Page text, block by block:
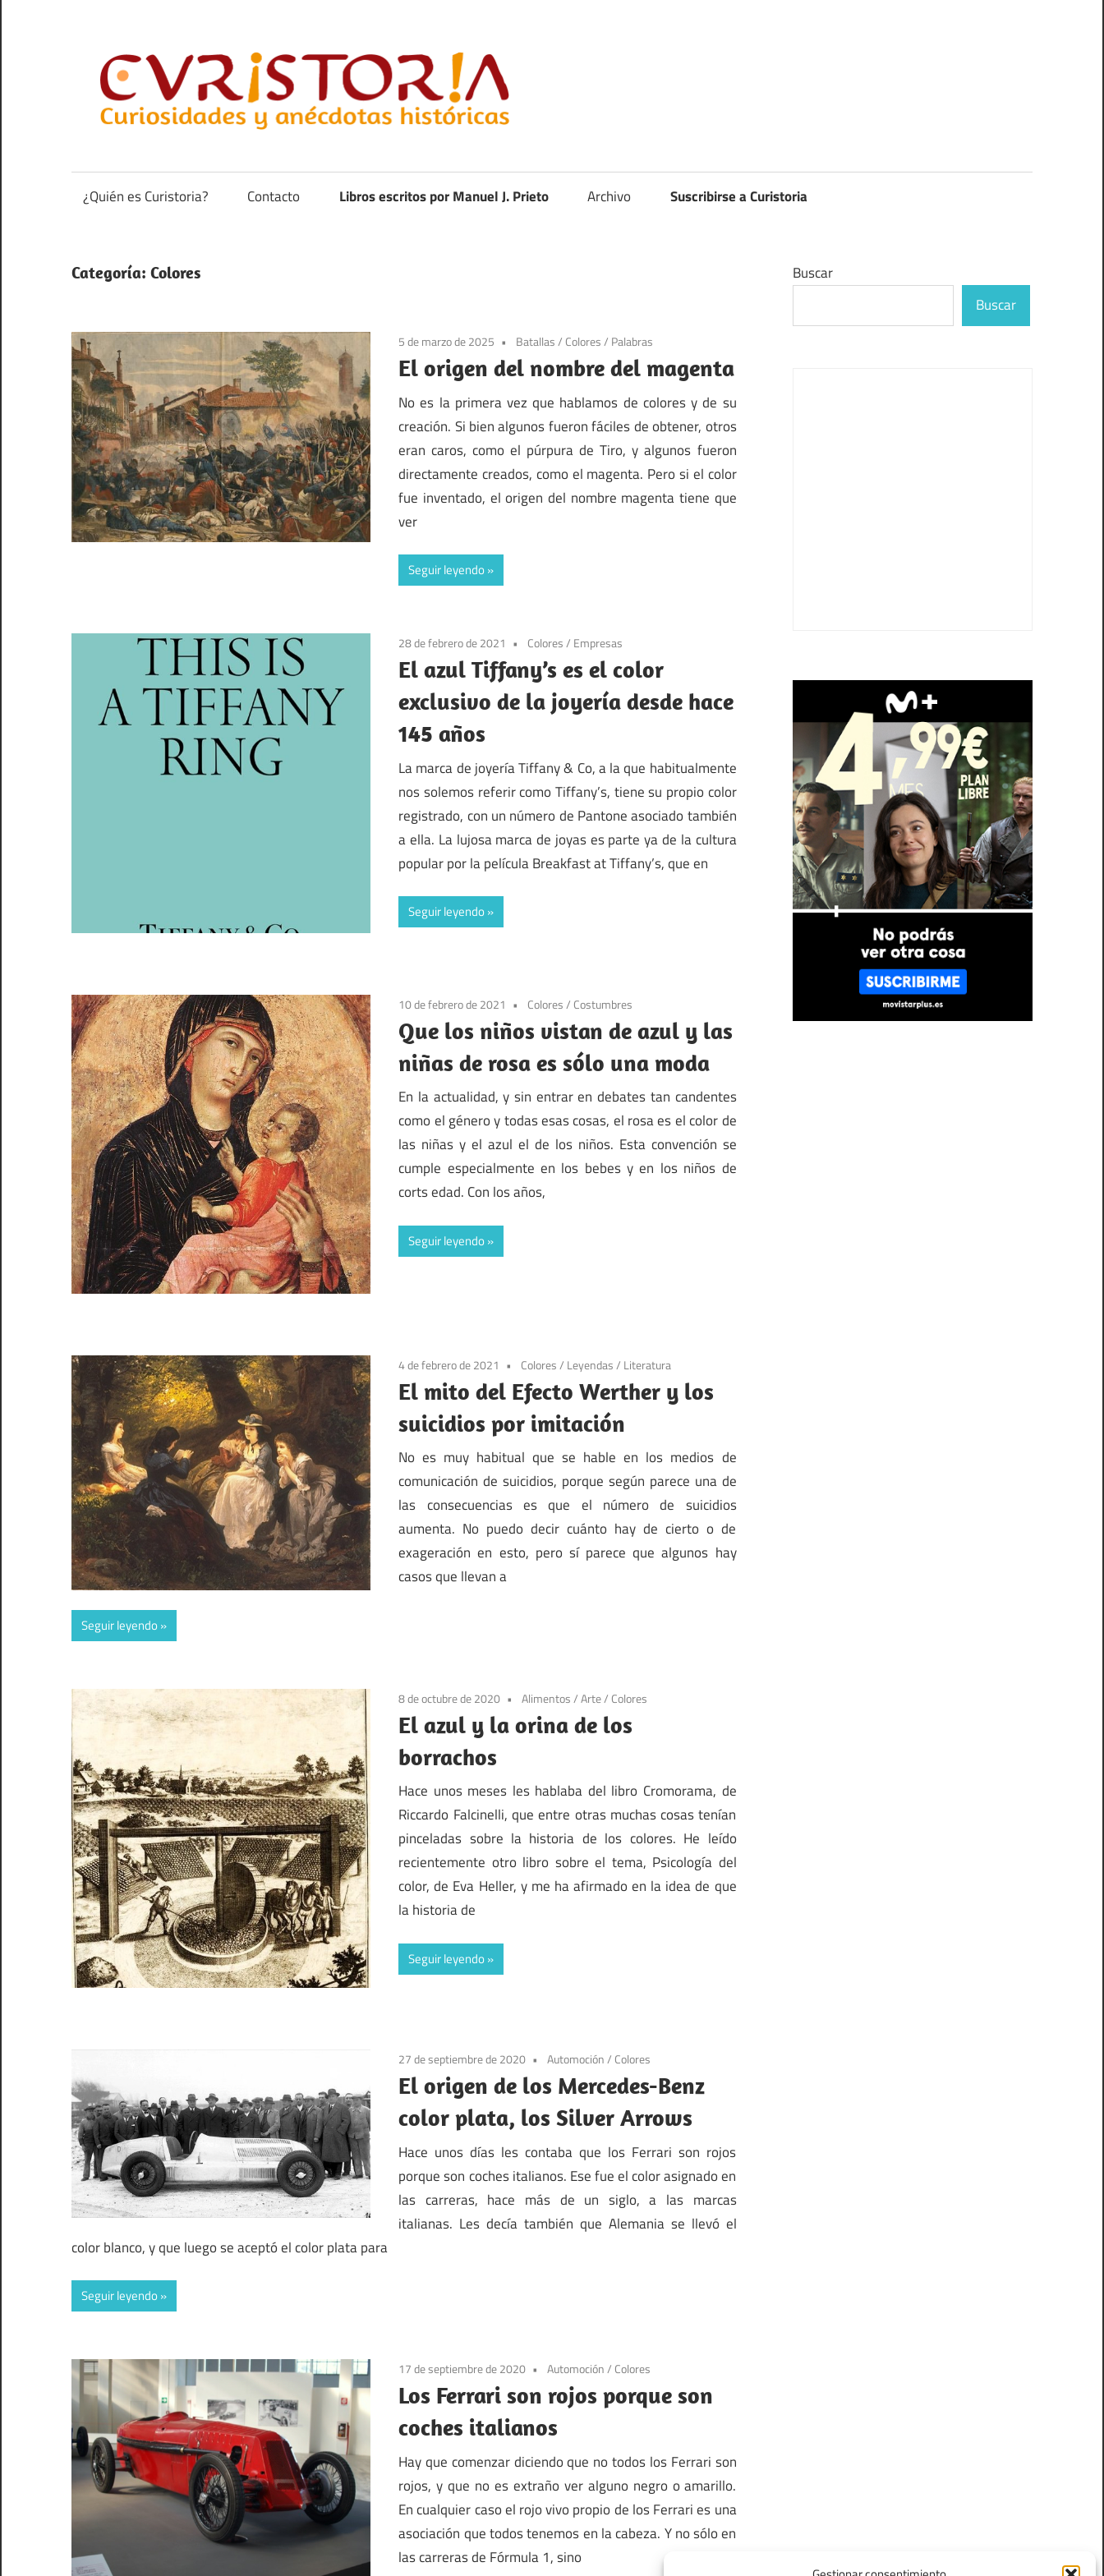
contenido
anécdotas
de
¿Quién es Curistoria? Contacto Libros escritos por Manuel J. Prieto Archivo Suscribirse a Curistoria
Categoría: Colores
5 de marzo de 2025 Batallas/ Colores/ Palabras
El origen del nombre del magenta
No es la primera vez que hablamos de colores y de su
creación. Si bien algunos fueron fáciles de obtener, otros
eran caros, como el púrpura de Tiro, y algunos fueron
directamente creados, como el magenta. Pero si el color
fue inventado, el origen del nombre magenta tiene que
ver
Seguir leyendo
28 de febrero de 2021 Colores/ Empresas
El azul Tiffany’s es el color
exclusivo de la joyería desde hace
145 años
La marca de joyería Tiffany & Co, a la que habitualmente
nos solemos referir como Tiffany’s, tiene su propio color
registrado, con un número de Pantone asociado también
a ella. La lujosa marca de joyas es parte ya de la cultura
popular por la película Breakfast at Tiffany’s, que en
Seguir leyendo
10 de febrero de 2021 Colores/ Costumbres
Que los niños vistan de azul y las
niñas de rosa es sólo una moda
En la actualidad, y sin entrar en debates tan candentes
como el género y todas esas cosas, el rosa es el color de
las niñas y el azul el de los niños. Esta convención se
cumple especialmente en los bebes y en los niños de
corts edad. Con los años,
Seguir leyendo
4 de febrero de 2021 Colores/ Leyendas/ Literatura
El mito del Efecto Werther y los
suicidios por imitación
No es muy habitual que se hable en los medios de
comunicación de suicidios, porque según parece una de
las consecuencias es que el número de suicidios
aumenta. No puedo decir cuánto hay de cierto o de
exageración en esto, pero sí parece que algunos hay
casos que llevan a
Seguir leyendo
8 de octubre de 2020 Alimentos/Arte/ Colores
El azul y la orina de los
borrachos
Hace unos meses les hablaba del libro Cromorama, de
Riccardo Falcinelli, que entre otras muchas cosas tenían
pinceladas sobre la historia de los colores. He leído
recientemente otro libro sobre el tema, Psicología del
color, de Eva Heller, y me ha afirmado en la idea de que
la historia de
Seguir leyendo
27 de septiembre de 2020 Automoción/ Colores
El origen de los Mercedes-Benz
color plata, los Silver Arrows
Hace unos días les contaba que los Ferrari son rojos
porque son coches italianos. Ese fue el color asignado en
las carreras, hace más de un siglo, a las marcas
italianas. Les decía también que Alemania se llevó el
color blanco, y que luego se aceptó el color plata para
Seguir leyendo
17 de septiembre de 2020 Automoción/ Colores
Los Ferrari son rojos porque son
coches italianos
Hay que comenzar diciendo que no todos los Ferrari son
rojos, y que no es extraño ver alguno negro o amarillo.
En cualquier caso el rojo vivo propio de los Ferrari es una
asociación que todos tenemos en la cabeza. Y no sólo en
las carreras de Fórmula 1, sino
Buscar
Buscar